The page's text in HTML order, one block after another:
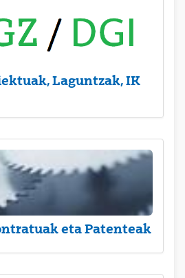
Laguntzak, IK
eta Patenteak